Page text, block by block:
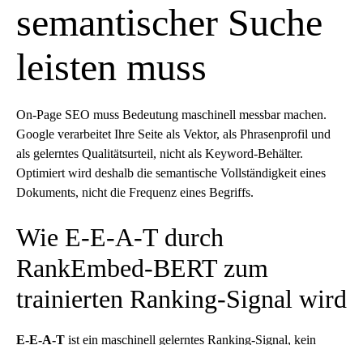
semantischer Suche
leisten muss
On-Page SEO muss Bedeutung maschinell messbar machen.
Google verarbeitet Ihre Seite als Vektor, als Phrasenprofil und
als gelerntes Qualitätsurteil, nicht als Keyword-Behälter.
Optimiert wird deshalb die semantische Vollständigkeit eines
Dokuments, nicht die Frequenz eines Begriffs.
Wie E-E-A-T durch
RankEmbed-BERT zum
trainierten Ranking-Signal wird
E-E-A-T ist ein maschinell gelerntes Ranking-Signal, kein